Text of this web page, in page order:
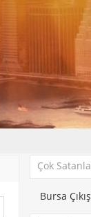
Çok
Bursa